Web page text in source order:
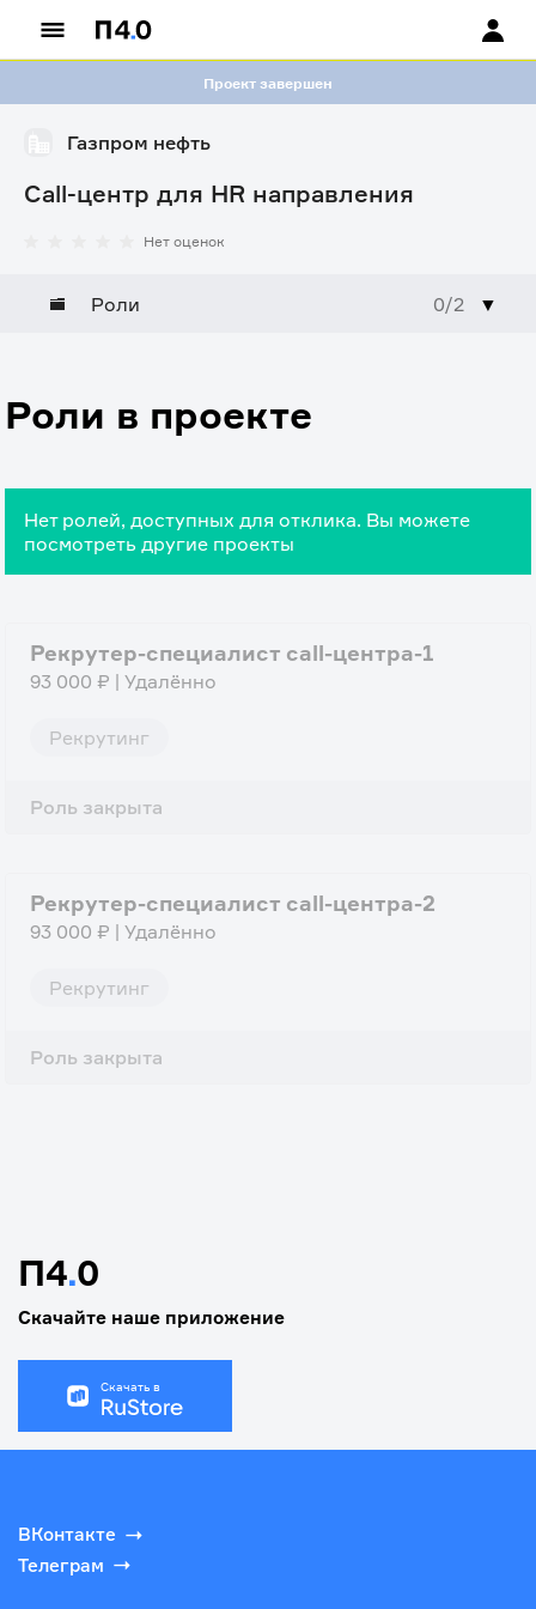
Проект завершен
Газпром нефть
Call-центр для HR направления
Нет оценок
Роли 0/2 ▼
Роли в проекте
Нет ролей, доступных для отклика. Вы можете
посмотреть другие проекты
Рекрутер-специалист call-центра-1
93 000 ₽ | Удалённо
Рекрутинг
Роль закрыта
Рекрутер-специалист call-центра-2
93 000 ₽ | Удалённо
Рекрутинг
Роль закрыта
П4.0
Скачайте наше приложение
Скачать в
ВКонтакте
Телеграм